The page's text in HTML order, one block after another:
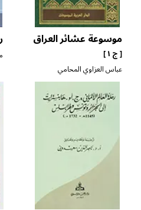
موسوعة عشائر العراق
[ ج ١ ]
عباس العزاوي المحامي